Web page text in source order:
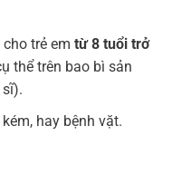
trẻ em từ 8 tuổi trở
thể trên bao bì sản
hay bệnh vặt.